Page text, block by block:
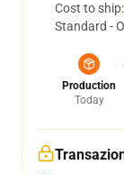
Cost to ship:
Standard -
Production
Today